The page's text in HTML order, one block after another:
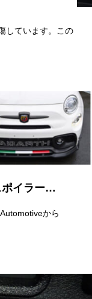
しています。この
ポイラー…
から